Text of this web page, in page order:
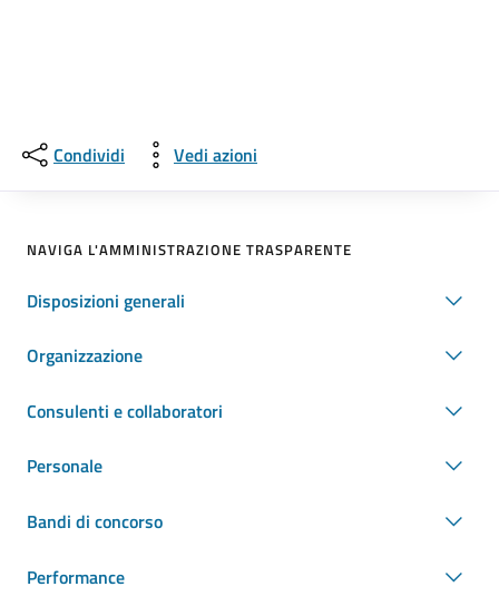
Condividi Vedi azioni
NAVIGA L'AMMINISTRAZIONE TRASPARENTE
Disposizioni generali
Organizzazione
Consulenti e collaboratori
Personale
Bandi di concorso
Performance